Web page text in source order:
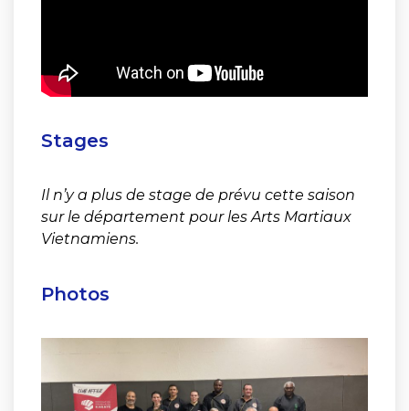
Stages
Il n’y a plus de stage de prévu cette saison
sur le département pour les Arts Martiaux
Vietnamiens.
Photos